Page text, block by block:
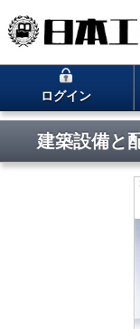
ログイン
建築設備と